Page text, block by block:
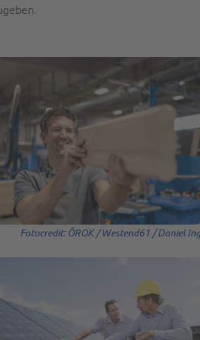
Fotocredit: ÖROK / Westend61 / Daniel